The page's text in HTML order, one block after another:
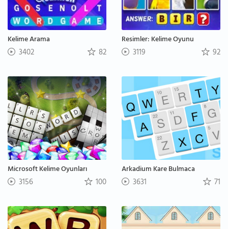
Kelime Arama
3402 82
Resimler: Kelime Oyunu
3119 92
Microsoft Kelime Oyunları
3156 100
Arkadium Kare Bulmaca
3631 71